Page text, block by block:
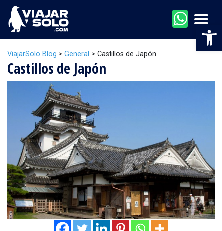
ViajarSolo Blog > General > Castillos de Japón
Castillos de Japón